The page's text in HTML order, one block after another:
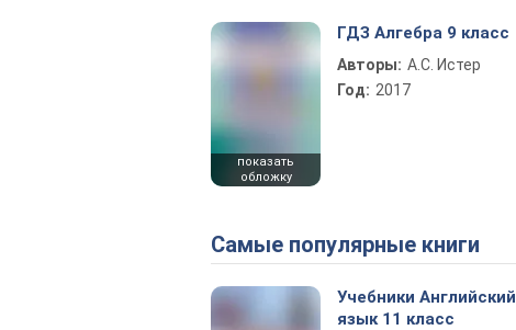
показать
обложку
ГДЗ Алгебра 9 класс
Авторы: А.С. Истер
Год: 2017
Самые популярные книги
Учебники Английский
язык 11 класс